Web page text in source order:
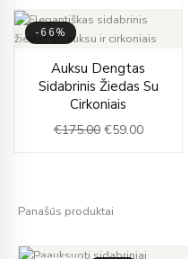
-66%
Auksu Dengtas
Sidabrinis Žiedas Su
Cirkoniais
€175.00
price
was:
€175.00.
€59.00
price
is:
Panašūs produktai